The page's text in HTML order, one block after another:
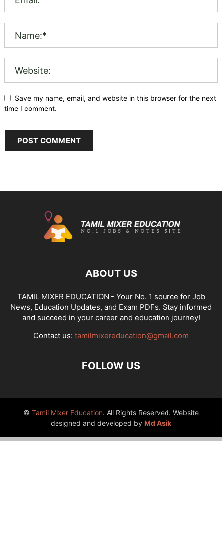
Save my name, email, and website in this browser for the next
time I comment.
ABOUT US
TAMIL MIXER EDUCATION - Your No. 1 source for Job
News, Education Updates, and Exam PDFs. Stay informed
and succeed in your career and education journey!
Contact us: tamilmixereducation@gmail.com
FOLLOW US
© Tamil Mixer Education. All Rights Reserved. Website
designed and developed by Md Asik